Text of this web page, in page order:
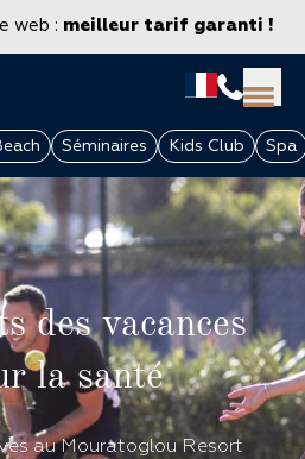
web : meilleur tarif garanti !
Séminaires Kids Club Spa
des vacances
la santé
au Mouratoglou Resort